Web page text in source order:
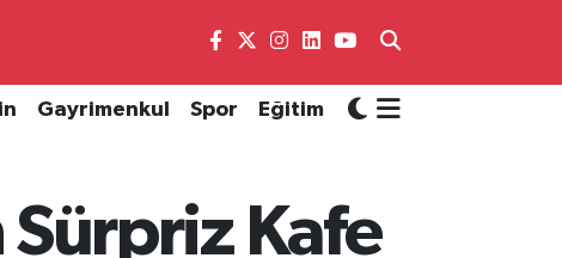
Gayrimenkul Spor Eğitim
Kafe